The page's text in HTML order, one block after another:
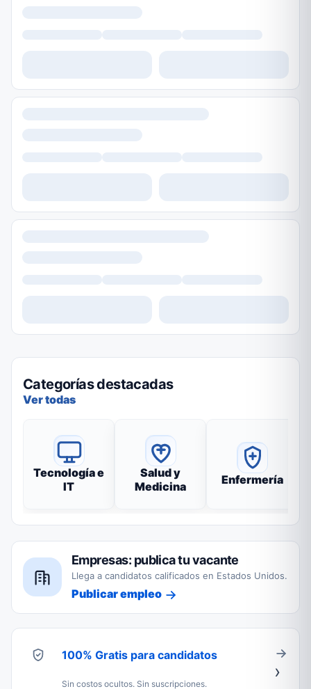
Categorías destacadas
Ver todas
Tecnología e
IT
Salud y
Medicina
Enfermería
Empresas: publica tu vacante
Llega a candidatos calificados en Estados Unidos.
Publicar empleo
100% Gratis para candidatos
Sin costos ocultos. Sin suscripciones.